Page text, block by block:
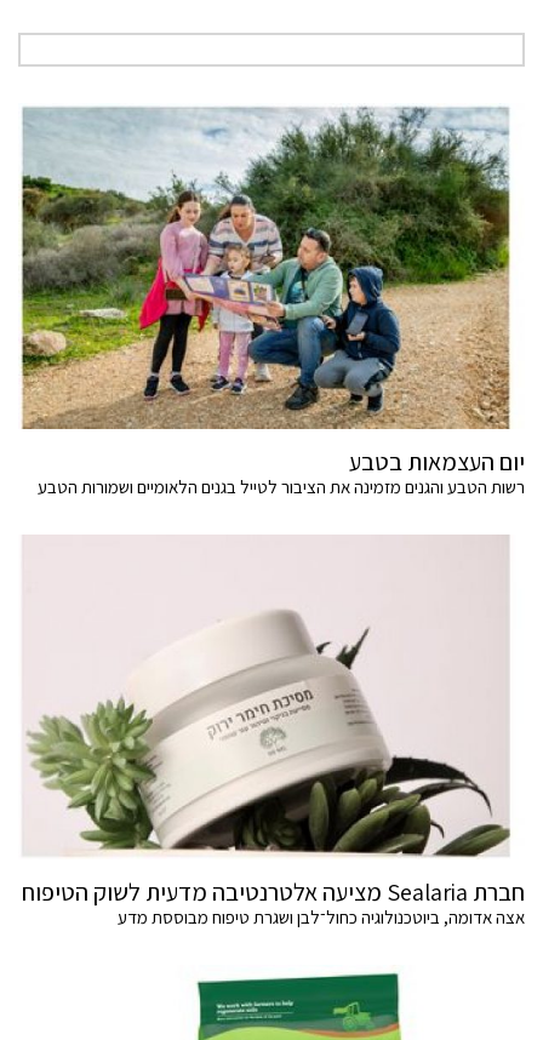
יום העצמאות בטבע
רשות הטבע והגנים מזמינה את הציבור לטייל בגנים הלאומיים ושמורות הטבע
חברת Sealaria מציעה אלטרנטיבה מדעית לשוק הטיפוח
אצה אדומה, ביוטכנולוגיה כחול־לבן ושגרת טיפוח מבוססת מדע